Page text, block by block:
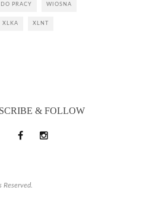
PRACY WIOSNA
XLKA XLNT
& FOLLOW